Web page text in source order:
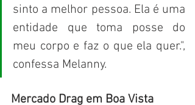
sinto a melhor pessoa. Ela é uma
entidade que toma posse do
meu corpo e faz o que ela quer.",
confessa Melanny.
Mercado Drag em Boa Vista